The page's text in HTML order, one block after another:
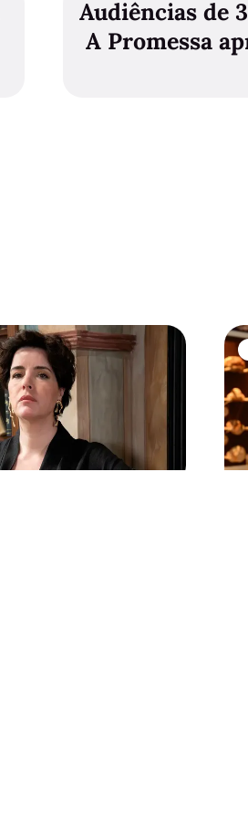
Audiências de
A Promessa